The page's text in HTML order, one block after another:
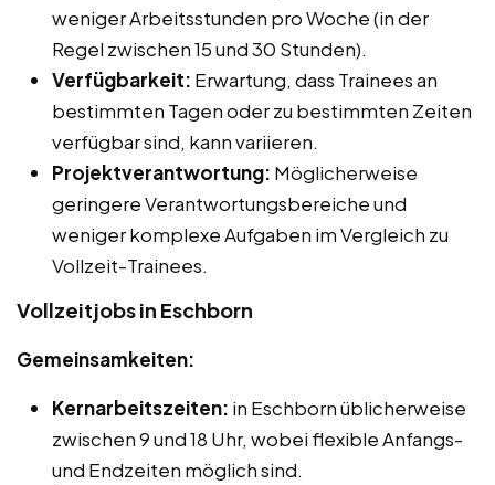
weniger Arbeitsstunden pro Woche (in der
Regel zwischen 15 und 30 Stunden).
Verfügbarkeit: Erwartung, dass Trainees an
bestimmten Tagen oder zu bestimmten Zeiten
verfügbar sind, kann variieren.
Projektverantwortung: Möglicherweise
geringere Verantwortungsbereiche und
weniger komplexe Aufgaben im Vergleich zu
Vollzeit-Trainees.
Vollzeitjobs in Eschborn
Gemeinsamkeiten:
Kernarbeitszeiten: in Eschborn üblicherweise
zwischen 9 und 18 Uhr, wobei flexible Anfangs-
und Endzeiten möglich sind.